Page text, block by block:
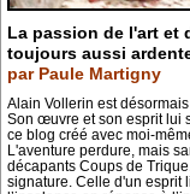
La passion de l'art et
toujours aussi
par Paule Martigny
Alain Vollerin est
Son œuvre et son esprit lui
ce blog créé avec moi-
L'aventure perdure, mais
décapants Coups de
signature. Celle d'un esprit